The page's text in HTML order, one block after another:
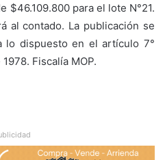
$46.109.800 para el lote N°21.
al contado. La publicación se
lo dispuesto en el artículo 7°
Fiscalía MOP.